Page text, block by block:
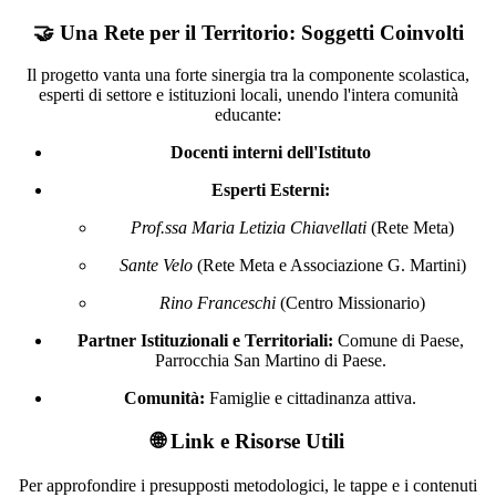
🤝 Una Rete per il Territorio: Soggetti Coinvolti
Il progetto vanta una forte sinergia tra la componente scolastica,
esperti di settore e istituzioni locali, unendo l'intera comunità
educante:
Docenti interni dell'Istituto
Esperti Esterni:
Prof.ssa Maria Letizia Chiavellati (Rete Meta)
Sante Velo(Rete Meta e Associazione G. Martini)
Rino Franceschi (Centro Missionario)
Partner Istituzionali e Territoriali: Comune di Paese,
Parrocchia San Martino di Paese.
Comunità: Famiglie e cittadinanza attiva.
🌐 Link e Risorse Utili
Per approfondire i presupposti metodologici, le tappe e i contenuti